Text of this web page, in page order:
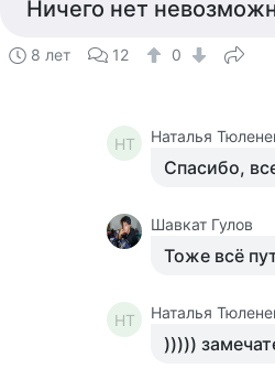
Ничего нет
8 лет 12 0
НТ Наталья
Спасибо,
Шавкат Гулов
Тоже всё
НТ Наталья
)))))